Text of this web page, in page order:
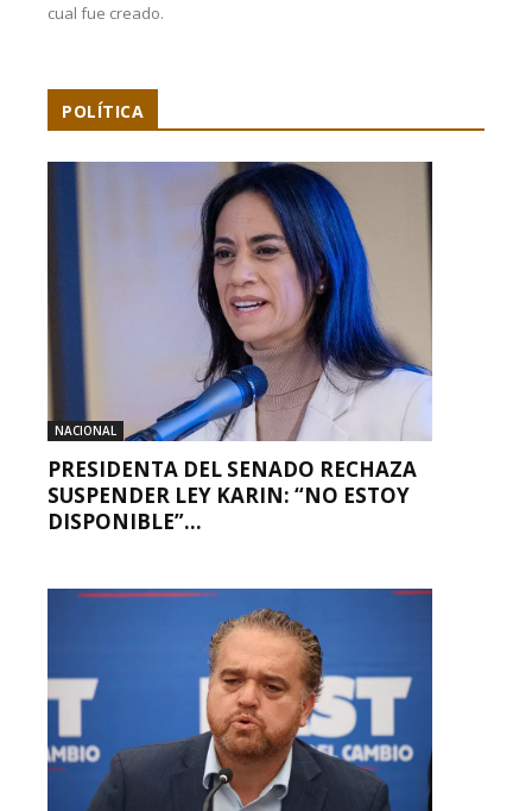
cual fue creado.
POLÍTICA
NACIONAL
PRESIDENTA DEL SENADO RECHAZA
SUSPENDER LEY KARIN: “NO ESTOY
DISPONIBLE”...